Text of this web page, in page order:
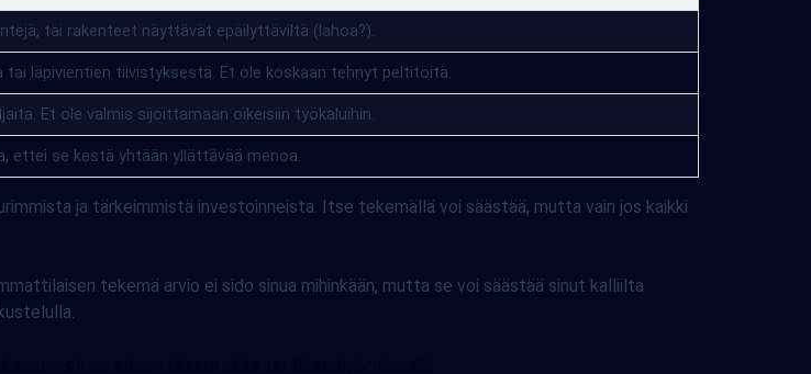
tai rakenteet näyttävät epäilyttäviltä (lahoa?).
tai läpivientien tiivistyksestä. Et ole koskaan tehnyt peltitöitä.
Et ole valmis sijoittamaan oikeisiin työkaluihin.
ettei se kestä yhtään yllättävää menoa.
ja tärkeimmistä investoinneista. Itse tekemällä voi säästää, mutta vain jos kaikki
tekemä arvio ei sido sinua mihinkään, mutta se voi säästää sinut kalliilta